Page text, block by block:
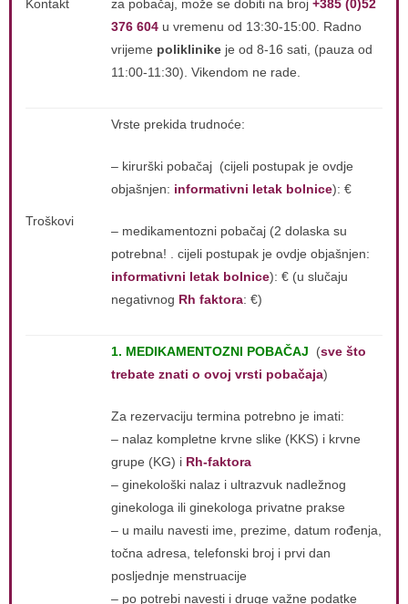
Kontakt
za pobačaj, može se dobiti na broj +385 (0)52
376 604 u vremenu od 13:30-15:00. Radno
vrijeme poliklinike je od 8-16 sati, (pauza od
11:00-11:30). Vikendom ne rade.
Troškovi
Vrste prekida trudnoće:
– kirurški pobačaj (cijeli postupak je ovdje
objašnjen: informativni letak bolnice): €
– medikamentozni pobačaj (2 dolaska su
potrebna! . cijeli postupak je ovdje objašnjen:
informativni letak bolnice): € (u slučaju
negativnog Rh faktora: €)
1. MEDIKAMENTOZNI POBAČAJ (sve što
trebate znati o ovoj vrsti pobačaja)
Za rezervaciju termina potrebno je imati:
– nalaz kompletne krvne slike (KKS) i krvne
grupe (KG) i Rh-faktora
– ginekološki nalaz i ultrazvuk nadležnog
ginekologa ili ginekologa privatne prakse
– u mailu navesti ime, prezime, datum rođenja,
točna adresa, telefonski broj i prvi dan
posljednje menstruacije
– po potrebi navesti i druge važne podatke